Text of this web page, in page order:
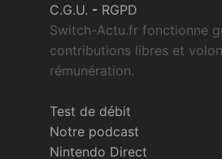
C.G.U. - RGPD
Switch-Actu.fr fonctionne
contributions libres et
rémunération.
Test de débit
Notre podcast
Nintendo Direct